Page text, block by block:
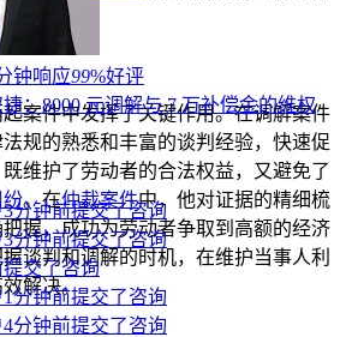
案件中发挥了关键作用。在调解案件
法规的熟悉和丰富的谈判经验，快速促
维护了劳动者的合法权益，又避免了
纷。在仲裁案件中，他对证据的精细梳
握，成功为劳动者争取到高额的经济
谈判和调解的时机，在维护当事人利
解决。
钟响应99%好评
：8000 元调解与 7 万补偿金的维权
分钟前提交了咨询
分钟前提交了咨询
交了咨询
分钟前提交了咨询
分钟前提交了咨询